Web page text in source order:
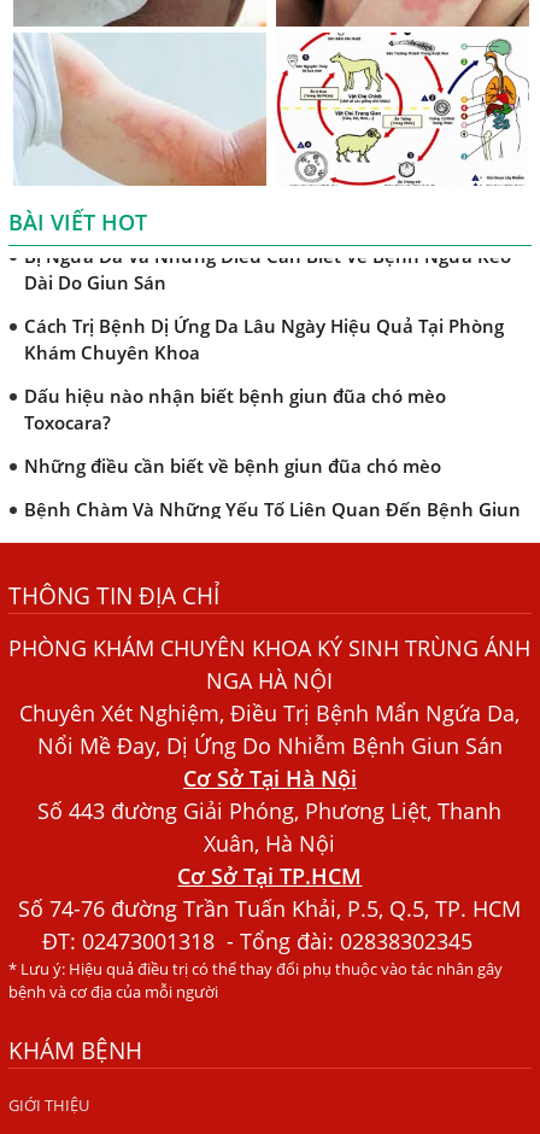
BÀI VIẾT HOT
Khi Trẻ Bị Dị Ứng Da Cần Làm Xét Nghiệm Gì Tìm Nguyên
Nhân Dị Ứng Da
Điều trị bệnh sán lá gan ở đâu?
Mẩn Ngứa Da Nổi Mề Đay Có Phải Do Nhiễm Giun Sán
Không?
Bị Ngứa Da Và Những Điều Cần Biết Về Bệnh Ngứa Kéo
Dài Do Giun Sán
Cách Trị Bệnh Dị Ứng Da Lâu Ngày Hiệu Quả Tại Phòng
Dấu hiệu nào nhận biết bệnh giun đũa chó mèo
Những điều cần biết về bệnh giun đũa chó mèo
Bệnh Chàm Và Những Yếu Tố Liên Quan Đến Bệnh Giun
Bác sĩ Nguyễn Ngọc Ánh Phòng Khám Ánh Nga Đề Tài
Nghiên Cứu Khoa
Xét Nghiệm Giun Sán Gồm Những Loại Nào? Chi Phí Bao
Nhiêu?
Người Đàn Ông Phát Ban Mẩn Đỏ Khắp Người, Sau Ba
Tháng Mới Tìm Ra Nguyên Nhân
Đau Mắt Đỏ, Nguyên Nhân Và Cách Điều Trị
HÀ NỘI – PHÁT BAN MẨN ĐỎ KHẮP NGƯỜI, ĐI KHÁM
PHÁT HIỆN NHIỄM KÝ SINH TRÙNG
Ăn hải sản sống, coi chừng nhiễm giun sán
TỔNG QUAN VỀ KÉM HẤP THU THỨC ĂN
ĂN MỘT MÓN ĂN SÁNG
THÔNG TIN ĐỊA CHỈ
PHÒNG KHÁM CHUYÊN KHOA KÝ SINH TRÙNG ÁNH
NGA HÀ NỘI
Chuyên Xét Nghiệm, Điều Trị Bệnh Mẩn Ngứa Da,
Nổi Mề Đay, Dị Ứng Do Nhiễm Bệnh Giun Sán
Cơ Sở Tại Hà Nội
Số 443 đường Giải Phóng, Phương Liệt, Thanh
Xuân, Hà Nội
Cơ Sở Tại TP.HCM
Số 74-76 đường Trần Tuấn Khải, P.5, Q.5, TP. HCM
ĐT:02473001318 - Tổng đài: 02838302345
* Lưu ý: Hiệu quả điều trị có thể thay đổi phụ thuộc vào tác nhân gây
bệnh và cơ địa của mỗi người
KHÁM BỆNH
GIỚI THIỆU